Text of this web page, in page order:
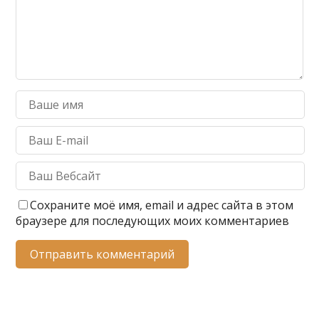
Сохраните моё имя, email и адрес сайта в этом
браузере для последующих моих комментариев